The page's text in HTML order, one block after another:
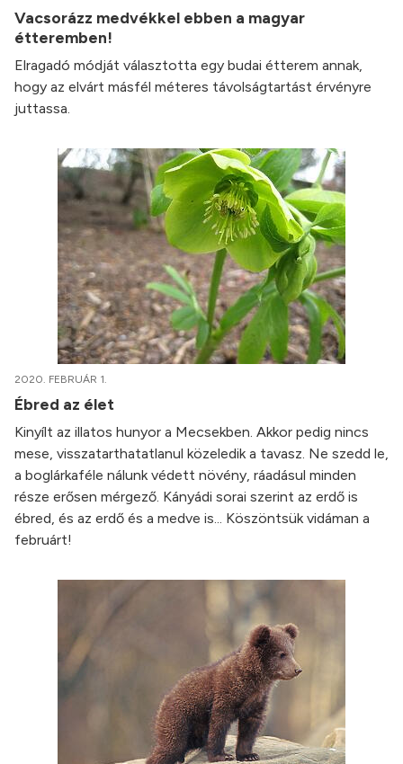
Vacsorázz medvékkel ebben a magyar
étteremben!
Elragadó módját választotta egy budai étterem annak,
hogy az elvárt másfél méteres távolságtartást érvényre
juttassa.
2020. FEBRUÁR 1.
Ébred az élet
Kinyílt az illatos hunyor a Mecsekben. Akkor pedig nincs
mese, visszatarthatatlanul közeledik a tavasz. Ne szedd le,
a boglárkaféle nálunk védett növény, ráadásul minden
része erősen mérgező. Kányádi sorai szerint az erdő is
ébred, és az erdő és a medve is... Köszöntsük vidáman a
februárt!